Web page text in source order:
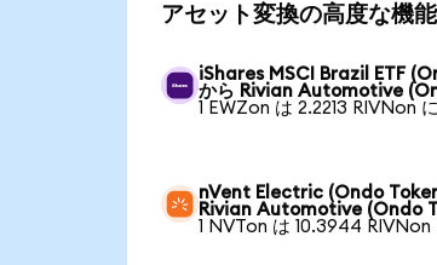
アセット変換の高度な機能
iShares MSCI Brazil ETF
から Rivian Automotive
1 EWZon は 2.2213 RIVNon
nVent Electric (Ondo
Rivian Automotive (Ondo
1 NVTon は 10.3944 RIVNon